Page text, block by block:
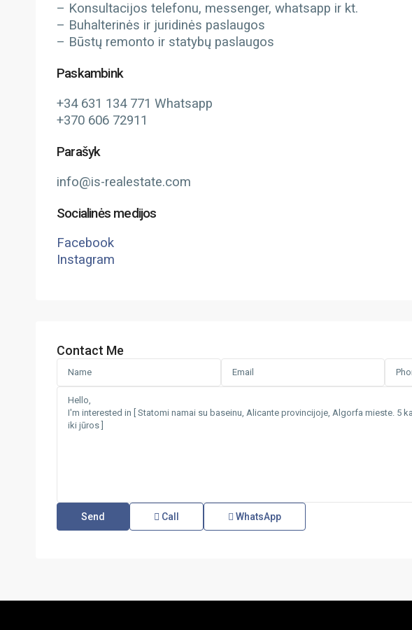
– Konsultacijos telefonu, messenger, whatsapp ir kt.
– Buhalterinės ir juridinės paslaugos
– Būstų remonto ir statybų paslaugos
Paskambink
+34 631 134 771 Whatsapp
+370 606 72911
Parašyk
info@is-realestate.com
Socialinės medijos
Facebook
Instagram
Contact Me
Call WhatsApp